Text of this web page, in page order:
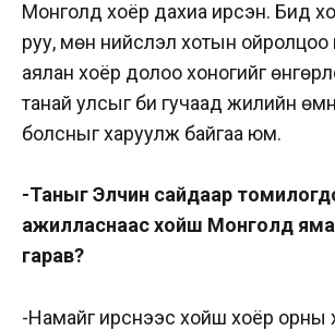
Монголд хоёр дахиа ирсэн. Бид
руу, мөн нийслэл хотын ойролцоо
аялан хоёр долоо хоногийг
танай улсыг би гучаад жилийн
болсныг харуулж байгаа юм.
-Таныг Элчин сайдаар
ажилласнаас хойш Монголд
гарав?
-Намайг ирснээс хойш хоёр орны